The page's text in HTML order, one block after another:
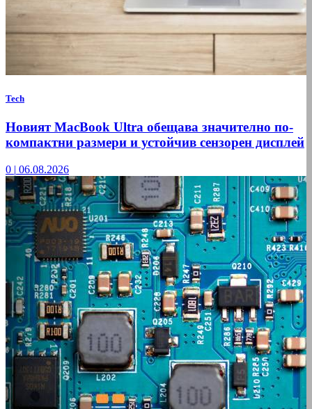
Tech
Новият MacBook Ultra обещава значително по-
компактни размери и устойчив сензорен дисплей
0 | 06.08.2026